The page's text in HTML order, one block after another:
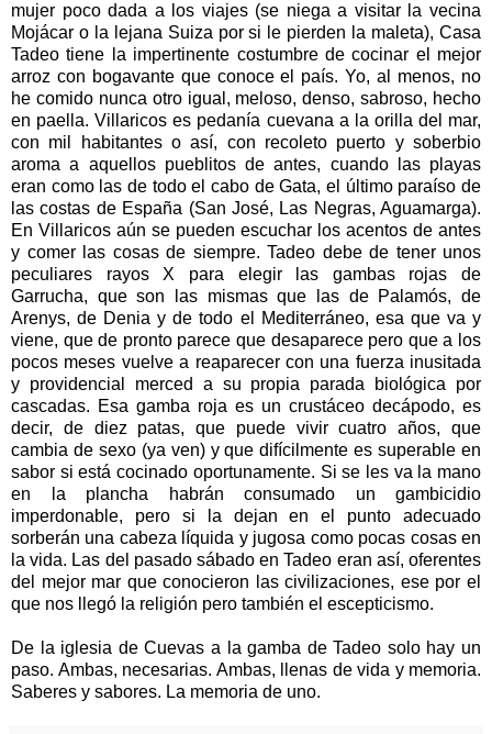
mujer poco dada a los viajes (se niega a visitar la vecina
Mojácar o la lejana Suiza por si le pierden la maleta), Casa
Tadeo tiene la impertinente costumbre de cocinar el mejor
arroz con bogavante que conoce el país. Yo, al menos, no
he comido nunca otro igual, meloso, denso, sabroso, hecho
en paella. Villaricos es pedanía cuevana a la orilla del mar,
con mil habitantes o así, con recoleto puerto y soberbio
aroma a aquellos pueblitos de antes, cuando las playas
eran como las de todo el cabo de Gata, el último paraíso de
las costas de España (San José, Las Negras, Aguamarga).
En Villaricos aún se pueden escuchar los acentos de antes
y comer las cosas de siempre. Tadeo debe de tener unos
peculiares rayos X para elegir las gambas rojas de
Garrucha, que son las mismas que las de Palamós, de
Arenys, de Denia y de todo el Mediterráneo, esa que va y
viene, que de pronto parece que desaparece pero que a los
pocos meses vuelve a reaparecer con una fuerza inusitada
y providencial merced a su propia parada biológica por
cascadas. Esa gamba roja es un crustáceo decápodo, es
decir, de diez patas, que puede vivir cuatro años, que
cambia de sexo (ya ven) y que difícilmente es superable en
sabor si está cocinado oportunamente. Si se les va la mano
en la plancha habrán consumado un gambicidio
imperdonable, pero si la dejan en el punto adecuado
sorberán una cabeza líquida y jugosa como pocas cosas en
la vida. Las del pasado sábado en Tadeo eran así, oferentes
del mejor mar que conocieron las civilizaciones, ese por el
que nos llegó la religión pero también el escepticismo.
De la iglesia de Cuevas a la gamba de Tadeo solo hay un
paso. Ambas, necesarias. Ambas, llenas de vida y memoria.
Saberes y sabores. La memoria de uno.